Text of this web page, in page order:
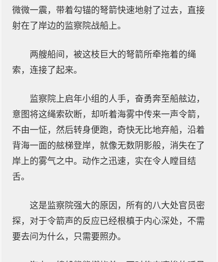
微微一震，带着勾锚的弩箭快速地射了过去，直接
射在了岸边的监察院战船上。
两艘船间，被这枝巨大的弩箭所牵拖着的绳
索，连接了起来。
监察院上启年小组的人手，奋勇奔至船舷边，
意图将这绳索砍断，却听着海雾中传来一声令箭，
不由一怔，然后转身便跑，奇快无比地弃船，沿着
背海一面的舷梯登岸，就像无数阴影般，消失在了
岸上的雾气之中。动作之迅速，实在令人瞠目结
舌。
这是监察院强大的原因，所有的八大处官员密
探，对于令箭声的反应已经根槙于内心深处，不需
要去问为什么，只需要照办。